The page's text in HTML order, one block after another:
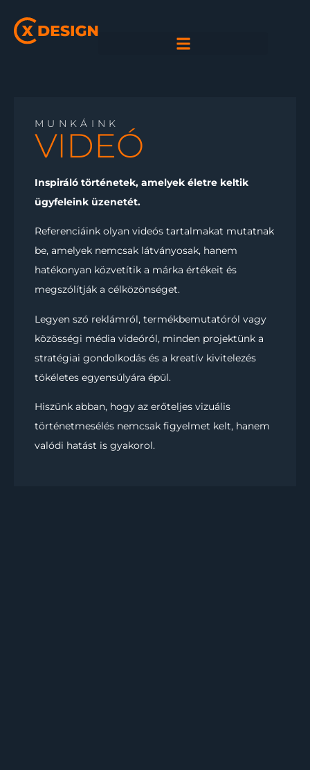
MUNKÁINK
VIDEÓ
Inspiráló történetek, amelyek életre keltik
ügyfeleink üzenetét.
Referenciáink olyan videós tartalmakat mutatnak
be, amelyek nemcsak látványosak, hanem
hatékonyan közvetítik a márka értékeit és
megszólítják a célközönséget.
Legyen szó reklámról, termékbemutatóról vagy
közösségi média videóról, minden projektünk a
stratégiai gondolkodás és a kreatív kivitelezés
tökéletes egyensúlyára épül.
Hiszünk abban, hogy az erőteljes vizuális
történetmesélés nemcsak figyelmet kelt, hanem
valódi hatást is gyakorol.